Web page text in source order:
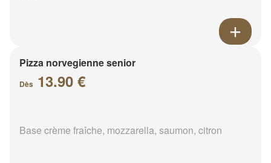
Pizza norvegienne senior
Dès 13.90 €
Base crème fraîche, mozzarella, saumon, citron